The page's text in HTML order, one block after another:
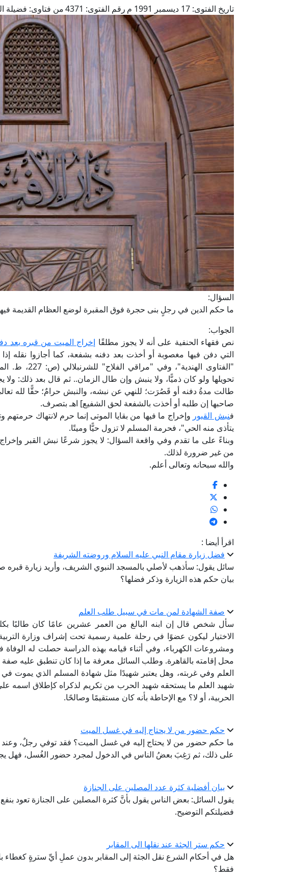
تاريخ الفتوى: رقم الفتوى: من فتاوى: فضيلة
السؤال:
ما حكم الدين في رجلٍ بنى حجرة فوق المقبرة لوضع العظام القديمة
الجواب:
نص فقهاء الحنفية على أنه لا يجوز مطلقًا إخراج الميت من قبره بعد
التي دفن فيها مغصوبة أو أخذت بعد دفنه بشفعة، كما أجازوا نقله
"الفتاوى
تحويلها ولو كان ذميًّا، ولا ينبش وإن طال الزمان.. ثم قال بعد ذلك: ولا
طالت مدةُ دفنه أو قَصُرَت؛ للنهي عن نبشه، والنبش حرامٌ؛ حقًّا لله
صاحبها إن طلبه أو أخذت بالشفعة لحق الشفيع] اهـ بتصرف.
فنبش القبور وإخراج ما فيها من بقايا الموتى إنما حرم لانتهاك حرمتهم
يتأذى منه الحي"، فحرمة المسلم لا تزول حيًّا وميتًا.
وبناءً على ما تقدم وفي واقعة السؤال: لا يجوز شرعًا نبش القبر
من غير ضرورة لذلك.
والله سبحانه وتعالى أعلم.
اقرأ أيضا :
فضل زيارة مقام النبي عليه السلام وروضته الشريفة
سائل يقول: سأذهب لأصلي بالمسجد النبوي الشريف، وأريد زيارة قبره
بيان حكم هذه الزيارة وذكر فضلها؟
صفة الشهادة لمن مات في سبيل طلب العلم
سأل شخص قال إن ابنه البالغ من العمر عشرين عامًا كان طالبًا
الاختيار ليكون عضوًا في رحلة علمية رسمية تحت إشراف وزارة
ومشروعات الكهرباء، وفي أثناء قيامه بهذه الدراسة حصلت له
محل إقامته بالقاهرة. وطلب السائل معرفة ما إذا كان تنطبق عليه
العلم وفي غربته، وهل يعتبر شهيدًا مثل شهادة المسلم الذي
شهيد العلم ما يستحقه شهيد الحرب من تكريم لذكراه كإطلاق اسمه
الحربية، أو لا؟ مع الإحاطة بأنه كان مستقيمًا وصالحًا.
حكم حضور من لا يحتاج إليه في غسل الميت
ما حكم حضور من لا يحتاج إليه في غسل الميت؟ فقد توفي رجلٌ،
على ذلك، ثم رَغِبَ بعضُ الناس في الدخول لمجرد حضور الغُسل، فهل
بيان أفضلية كثرة عدد المصلين على الجنازة
يقول السائل: بعض الناس يقول بأنَّ كثرة المصلين على الجنازة تعود
فضيلتكم التوضيح.
حكم ستر الجثة عند نقلها الى المقابر
هل في أحكام الشرع نقل الجثة إلى المقابر بدون عملِ أيِّ سترةٍ كغطاء
فقط؟